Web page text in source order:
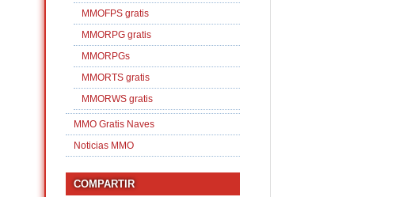
MMOFPS gratis
MMORPG gratis
MMORPGs
MMORTS gratis
MMORWS gratis
MMO Gratis Naves
Noticias MMO
COMPARTIR